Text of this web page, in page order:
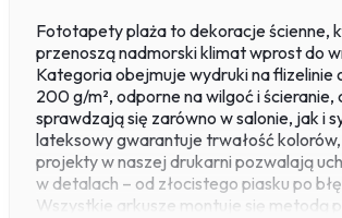
Fototapety plaża to dekoracje ścienne,
przenoszą nadmorski klimat wprost do
Kategoria obejmuje wydruki na flizelinie
200 g/m², odporne na wilgoć i ścieranie,
sprawdzają się zarówno w salonie, jak i
lateksowy gwarantuje trwałość
projekty w naszej drukarni pozwalają
w detalach – od złocistego piasku po
Wszystkie arkusze montuje się metodą